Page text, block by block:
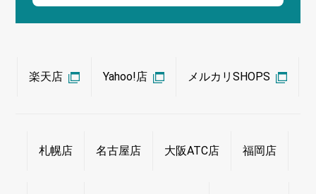
楽天店 Yahoo!店 メルカリSHOPS
札幌店 名古屋店 大阪ATC店 福岡店